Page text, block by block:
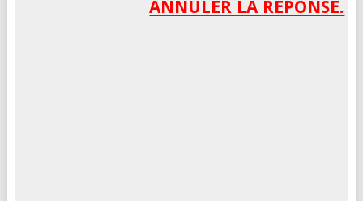
ANNULER LA RÉPONSE.